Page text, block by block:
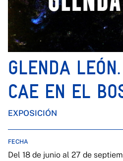
GLENDA
CAE EN EL
EXPOSICIÓN
FECHA
Del 18 de junio al 27 de